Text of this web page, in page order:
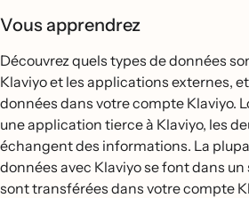
Vous apprendrez
Découvrez quels types de données
Klaviyo et les applications externes,
données dans votre compte Klaviyo.
une application tierce à Klaviyo, les
échangent des informations. La
données avec Klaviyo se font dans un
sont transférées dans votre compte